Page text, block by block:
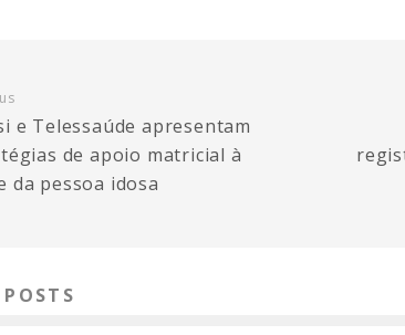
e Telessaúde apresentam
de apoio matricial à
da pessoa idosa